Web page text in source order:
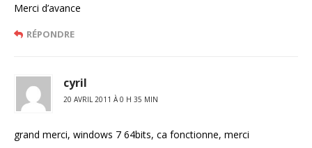
Merci d’avance
RÉPONDRE
cyril
20 AVRIL 2011 À 0 H 35 MIN
grand merci, windows 7 64bits, ca fonctionne, merci